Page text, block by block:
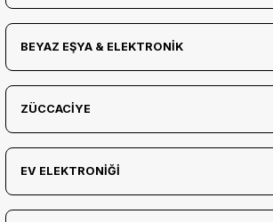
BEYAZ EŞYA & ELEKTRONİK
ZÜCCACİYE
EV ELEKTRONİĞİ